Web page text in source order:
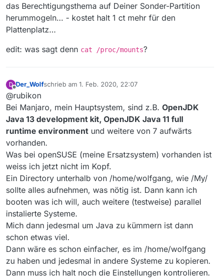
Verzeichnis
eingeben, damit MediathekView.jar gefunden
wolfgang wolfgang -rwx r-x r-x (ausführbar und
berechtigt)
UUID=84185947-a07f-475b-bafe-16ad1b99c612
Also Fazit bis jetzt, nichts funktioniert ausser in
/home/wolfgang.
Naja ich versuche es weiter
Gruß
das Berechtigungsthema auf Deiner Sonder-Partition
herummogeln… - kostet halt 1 ct mehr für den
Plattenplatz…
edit: was sagt denn cat /proc/mounts?
D
Offline
Der_Wolfschrieb am 1. Feb. 2020, 22:07
zuletzt editiert von
@rubikon
Bei Manjaro, mein Hauptsystem, sind z.B. OpenJDK
Java 13 development kit, OpenJDK Java 11 full
runtime environment und weitere von 7 aufwärts
vorhanden.
Was bei openSUSE (meine Ersatzsystem) vorhanden ist
weiss ich jetzt nicht im Kopf.
Ein Directory unterhalb von /home/wolfgang, wie /My/
sollte alles aufnehmen, was nötig ist. Dann kann ich
booten was ich will, auch weitere (testweise) parallel
instalierte Systeme.
Mich dann jedesmal um Java zu kümmern ist dann
schon etwas viel.
Dann wäre es schon einfacher, es im /home/wolfgang
zu haben und jedesmal in andere Systeme zu kopieren.
Dann muss ich halt noch die Einstellungen kontrolieren.